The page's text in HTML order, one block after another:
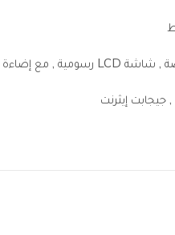
جيجابت إيثرنت